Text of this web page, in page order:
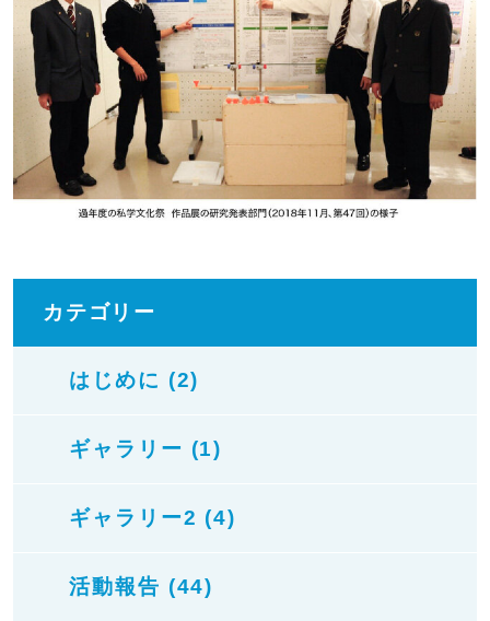
カテゴリー
はじめに (2)
ギャラリー (1)
ギャラリー2 (4)
活動報告 (44)